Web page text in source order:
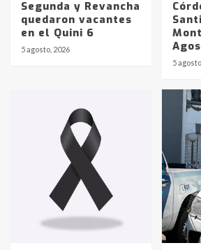
Segunda y Revancha
quedaron vacantes
en el Quini 6
5 agosto, 2026
5
Identidad de los
pampeanos que
en la mañana del
Accidente en Ruta
joven de Trenque
Los precios de los
La Pampa, desde
entre 857 a 1338